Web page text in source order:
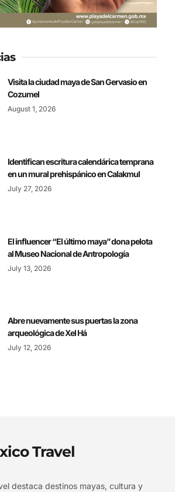
Visita la ciudad maya de San Gervasio en
Cozumel
August 1, 2026
Identifican escritura calendárica temprana
en un mural prehispánico en Calakmul
July 27, 2026
El influencer “El último maya” dona pelota
al Museo Nacional de Antropología
July 13, 2026
Abre nuevamente sus puertas la zona
arqueológica de Xel Há
July 12, 2026
Travel
destaca destinos mayas, cultura y